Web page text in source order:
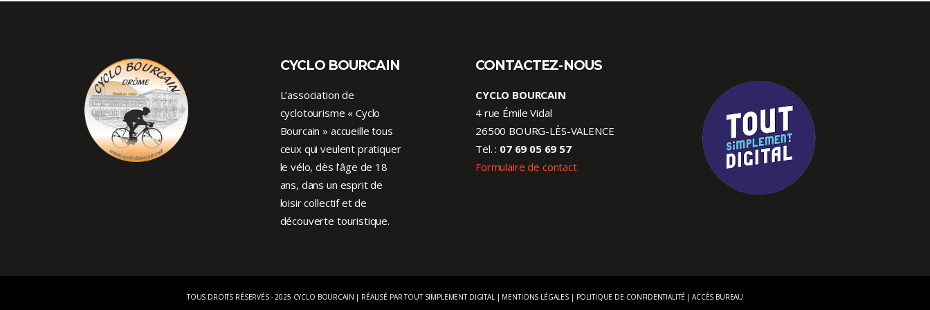
CYCLO BOURCAIN
L’association de
cyclotourisme « Cyclo
Bourcain » accueille tous
ceux qui veulent pratiquer
le vélo, dès l’âge de 18
ans, dans un esprit de
loisir collectif et de
découverte touristique.
CONTACTEZ-NOUS
CYCLO BOURCAIN
4 rue Émile Vidal
26500 BOURG-LÈS-VALENCE
Tel. : 07 69 05 69 57
Formulaire de contact
TOUS DROITS RÉSERVÉS - 2025 CYCLO BOURCAIN | RÉALISÉ PARTOUT SIMPLEMENT DIGITAL| MENTIONS LÉGALES | POLITIQUE DE CONFIDENTIALITÉ | ACCÈS BUREAU